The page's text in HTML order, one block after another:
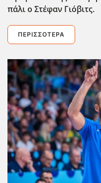
πάλι ο Στέφαν Γιόβιτς.
ΠΕΡΙΣΣΌΤΕΡΑ